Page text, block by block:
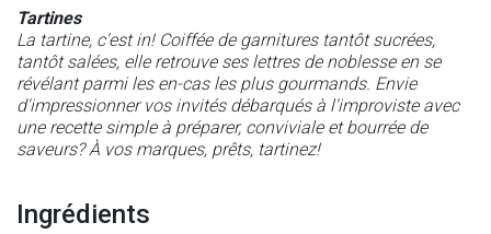
Tartines
La tartine, c'est in! Coiffée de garnitures tantôt sucrées,
tantôt salées, elle retrouve ses lettres de noblesse en se
révélant parmi les en-cas les plus gourmands. Envie
d'impressionner vos invités débarqués à l'improviste avec
une recette simple à préparer, conviviale et bourrée de
saveurs? À vos marques, prêts, tartinez!
Ingrédients